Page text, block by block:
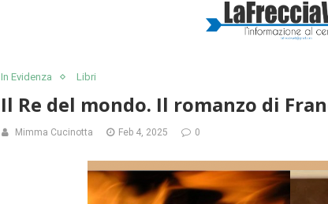
In Evidenza Libri
Il Re del mondo. Il romanzo di
Mimma Cucinotta Feb 4, 2025 0